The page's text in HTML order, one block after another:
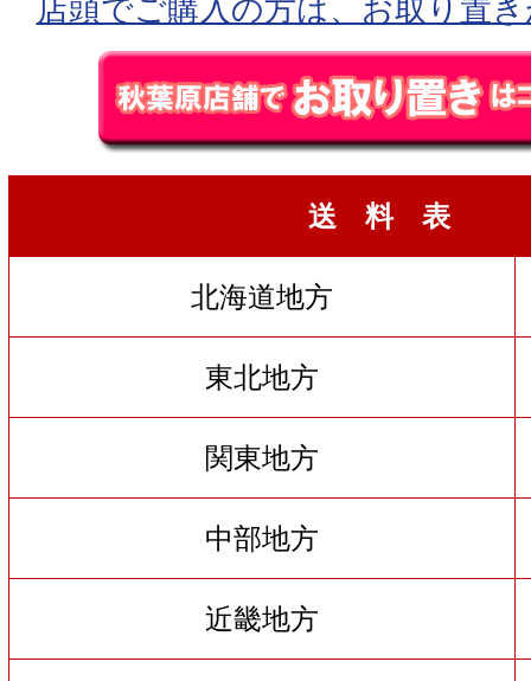
店頭でご購入の方は、お取り置
送 料 表
北海道地方
東北地方
関東地方
中部地方
近畿地方